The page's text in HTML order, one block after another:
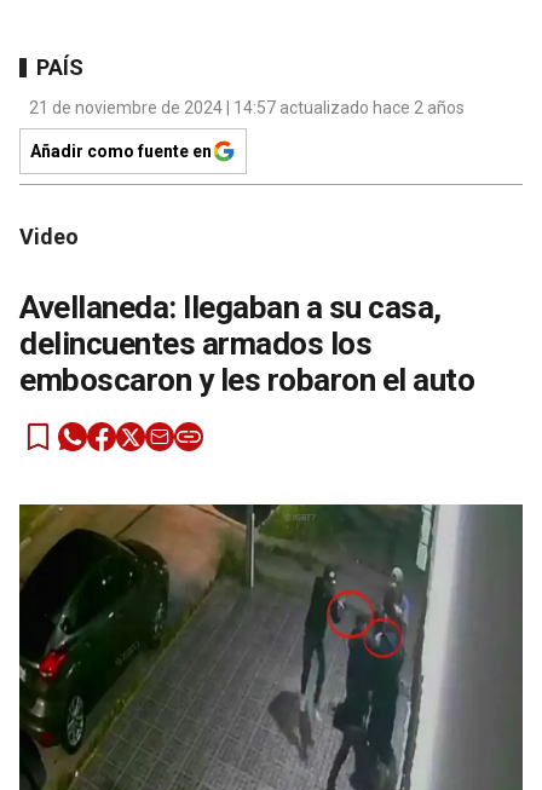
PAÍS
21 de noviembre de 2024 | 14:57 actualizado hace 2 años
Añadir como fuente en
Video
Avellaneda: llegaban a su casa,
delincuentes armados los
emboscaron y les robaron el auto